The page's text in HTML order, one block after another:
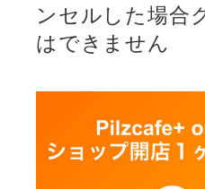
ンセルした場合
はできません